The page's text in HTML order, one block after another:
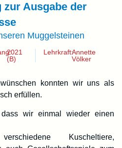
Ausgabe der
Muggelsteinen
2021
(B)
Lehrkraft:Annette
Völker
konnten wir uns als
erfüllen.
wir einmal wieder einen
Kuscheltiere,